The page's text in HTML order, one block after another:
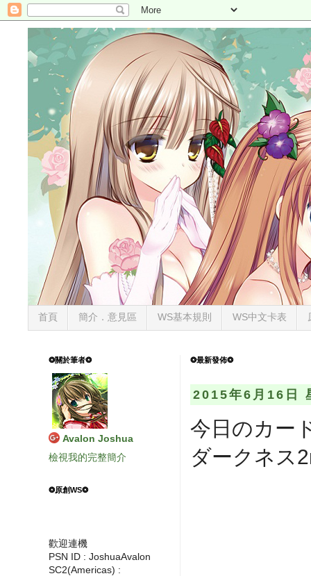
首頁 簡介．意見區 WS基本規則 WS中文卡表
❂最新發佈❂
2015年6月16日
今日のカー
ダークネス
❂關於筆者❂
Avalon Joshua
檢視我的完整簡介
❂原創WS❂
歡迎連機
PSN ID : JoshuaAvalon
SC2(Americas) :